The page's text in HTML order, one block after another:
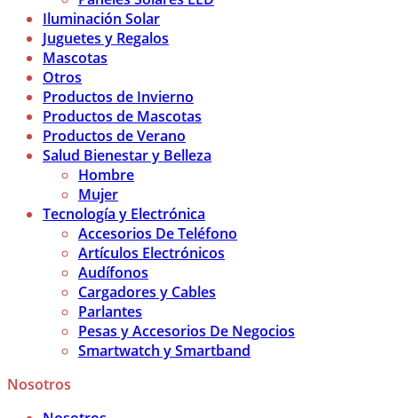
Iluminación Solar
Juguetes y Regalos
Mascotas
Otros
Productos de Invierno
Productos de Mascotas
Productos de Verano
Salud Bienestar y Belleza
Hombre
Mujer
Tecnología y Electrónica
Accesorios De Teléfono
Artículos Electrónicos
Audífonos
Cargadores y Cables
Parlantes
Pesas y Accesorios De Negocios
Smartwatch y Smartband
Nosotros